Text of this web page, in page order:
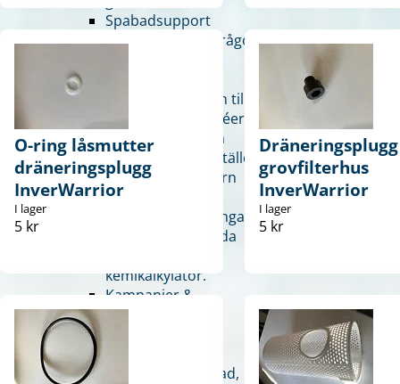
Spabadsupport
Vanliga spabadsfrågor
Hämta inspiration till
ditt drömbad – idéer,
bilder och smarta
lösningar på ett ställe.
Spakemikalkylatorn
Få fram exakta
doseringsanvisningar
genom att använda
kemikalkylator.
Kampanjer &
erbjudanden
rabatter på spabad,
O-ring låsmutter
dräneringsplugg
InverWarrior
I lager
5 kr
Dräneringsplugg
grovfilterhus
InverWarrior
I lager
5 kr